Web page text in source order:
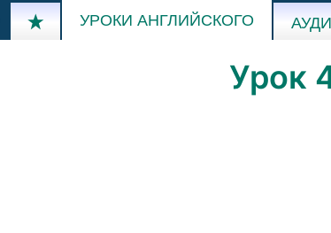
 УРОКИ АНГЛИЙСКОГО
Урок